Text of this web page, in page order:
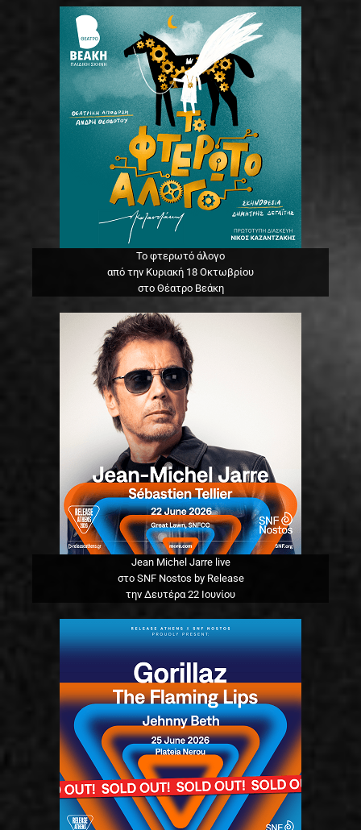
Το φτερωτό άλογο
από την Κυριακή 18 Οκτωβρίου
στο Θέατρο Βεάκη
Jean Michel Jarre live
στο SNF Nostos by Release
την Δευτέρα 22 Ιουνίου